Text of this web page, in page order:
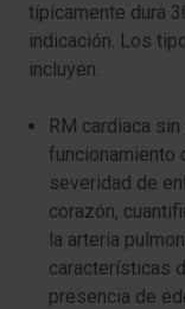
típicamente dura
indicación. Los
incluyen:
RM cardiaca
funcionamiento
severidad de
corazón,
la arteria
características
presencia de